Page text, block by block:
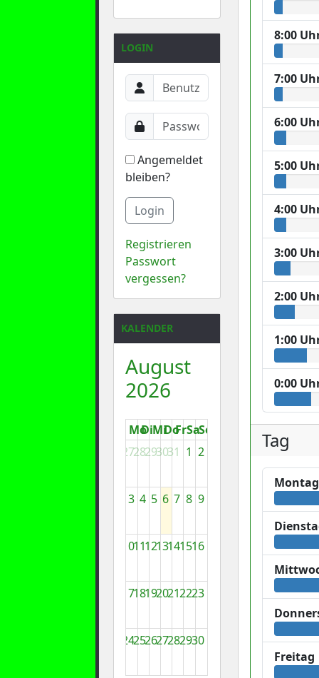
LOGIN
Angemeldet
bleiben?
Login
Registrieren
Passwort
vergessen?
KALENDER
August
2026
MoDiMiDoFrSaSo
2728293031 1 2
3 4 5 6 7 8 9
10111213141516
17181920212223
24252627282930
8:00
7:00
6:00
5:00
4:00
3:00
2:00
1:00
0:00
Tag
Montag
Freitag